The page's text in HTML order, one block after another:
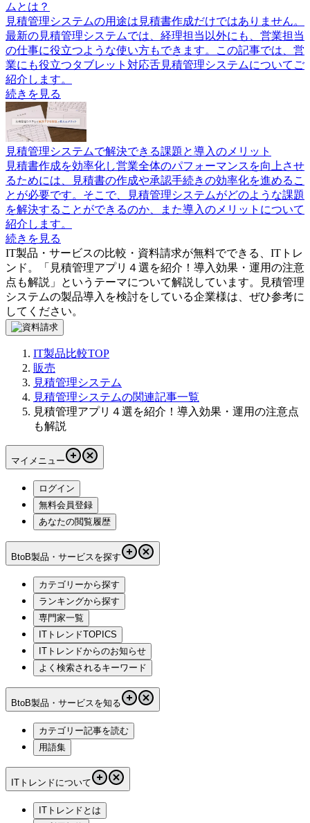
ムとは？
見積管理システムの用途は見積書作成だけではありません。
最新の見積管理システムでは、経理担当以外にも、営業担当
の仕事に役立つような使い方もできます。この記事では、営
業にも役立つタブレット対応舌見積管理システムについてご
紹介します。
続きを見る
見積管理システムで解決できる課題と導入のメリット
見積書作成を効率化し営業全体のパフォーマンスを向上させ
るためには、見積書の作成や承認手続きの効率化を進めるこ
とが必要です。そこで、見積管理システムがどのような課題
を解決することができるのか、また導入のメリットについて
紹介します。
続きを見る
IT製品・サービスの比較・資料請求が無料でできる、ITトレ
ンド。「 見積管理アプリ４選を紹介！導入効果・運用の注意
点も解説 」というテーマについて解説しています。
見積管理
システムの製品導入を検討をしている企業様は、ぜひ参考に
してください。
IT製品比較TOP
販売
見積管理システム
見積管理システムの関連記事一覧
見積管理アプリ４選を紹介！導入効果・運用の注意点
も解説
マイメニュー
ログイン
無料会員登録
あなたの閲覧履歴
BtoB製品・サービスを探す
カテゴリーから探す
ランキングから探す
専門家一覧
ITトレンドTOPICS
ITトレンドからのお知らせ
よく検索されるキーワード
BtoB製品・サービスを知る
カテゴリー記事を読む
用語集
ITトレンドについて
ITトレンドとは